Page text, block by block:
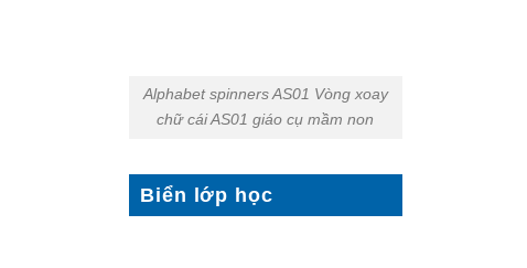
Alphabet spinners AS01 Vòng xoay
chữ cái AS01 giáo cụ mầm non
Biển lớp học